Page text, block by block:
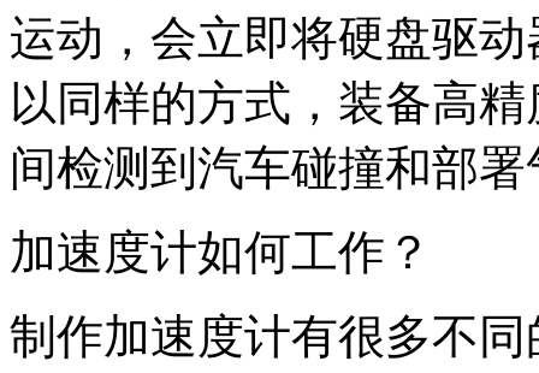
运动，会立即将硬盘驱
以同样的方式，装备高
间检测到汽车碰撞和部
加速度计如何工作？
制作加速度计有很多不